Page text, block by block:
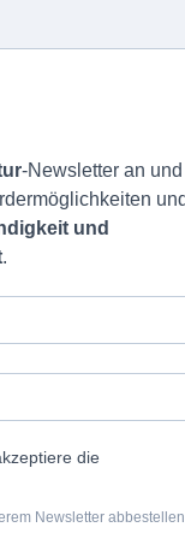
-Newsletter an und
und
.
die
Newsletter